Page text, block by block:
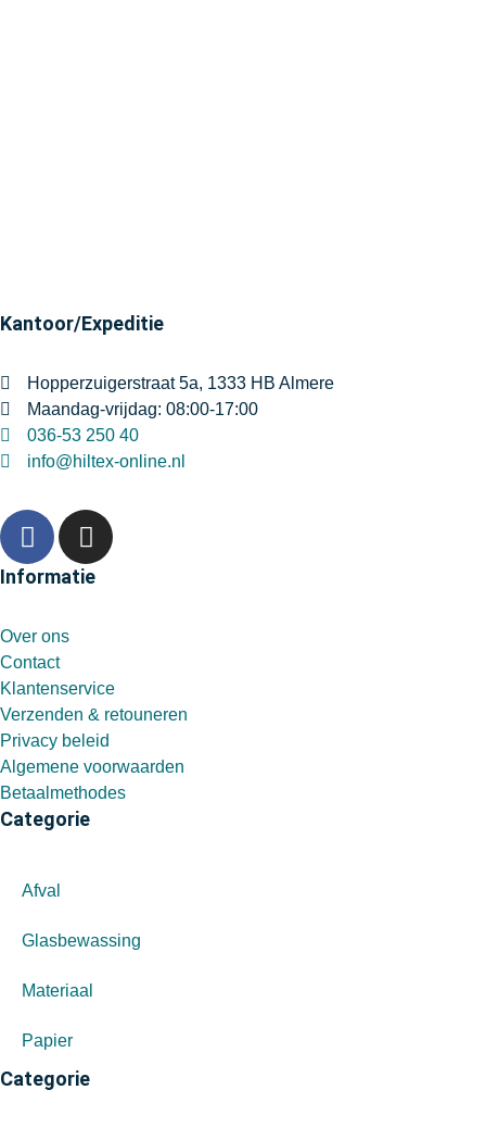
Kantoor/Expeditie
Hopperzuigerstraat 5a, 1333 HB Almere
Maandag-vrijdag: 08:00-17:00
036-53 250 40
info@hiltex-online.nl
Informatie
Over ons
Contact
Klantenservice
Verzenden & retouneren
Privacy beleid
Algemene voorwaarden
Betaalmethodes
Categorie
Afval
Glasbewassing
Materiaal
Papier
Categorie